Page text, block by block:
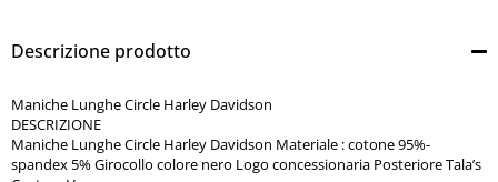
Descrizione prodotto
Maniche Lunghe Circle Harley Davidson
DESCRIZIONE
Maniche Lunghe Circle Harley Davidson Materiale : cotone 95%-
spandex 5% Girocollo colore nero Logo concessionaria Posteriore Tala’s